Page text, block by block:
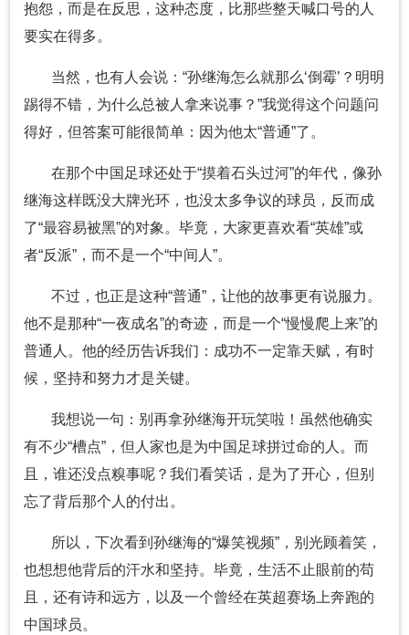
抱怨，而是在反思，这种态度，比那些整天喊口号的人
要实在得多。
当然，也有人会说：“孙继海怎么就那么‘倒霉’？明明
踢得不错，为什么总被人拿来说事？”我觉得这个问题问
得好，但答案可能很简单：因为他太“普通”了。
在那个中国足球还处于“摸着石头过河”的年代，像孙
继海这样既没大牌光环，也没太多争议的球员，反而成
了“最容易被黑”的对象。毕竟，大家更喜欢看“英雄”或
者“反派”，而不是一个“中间人”。
不过，也正是这种“普通”，让他的故事更有说服力。
他不是那种“一夜成名”的奇迹，而是一个“慢慢爬上来”的
普通人。他的经历告诉我们：成功不一定靠天赋，有时
候，坚持和努力才是关键。
我想说一句：别再拿孙继海开玩笑啦！虽然他确实
有不少“槽点”，但人家也是为中国足球拼过命的人。而
且，谁还没点糗事呢？我们看笑话，是为了开心，但别
忘了背后那个人的付出。
所以，下次看到孙继海的“爆笑视频”，别光顾着笑，
也想想他背后的汗水和坚持。毕竟，生活不止眼前的苟
且，还有诗和远方，以及一个曾经在英超赛场上奔跑的
中国球员。